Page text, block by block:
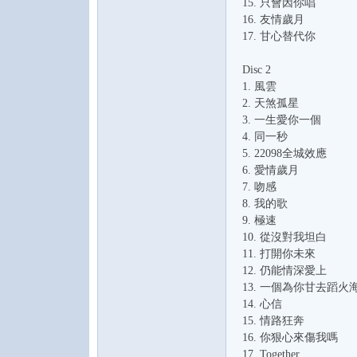
15. 只會因你唱
16. 友情歲月
17. 甘心替代你
Disc 2
1. 風雲
2. 天煞孤星
3. 一生愛你一個
4. 同一秒
5. 22098全城效應
6. 愛情歲月
7. 吻感
8. 我的歌
9. 極速
10. 從沒對我坦白
11. 打開你未來
12. 仍能情深愛上
13. 一個為你甘去蹈火
14. 心信
15. 情路狂奔
16. 你狠心來傷我嗎
17. Together